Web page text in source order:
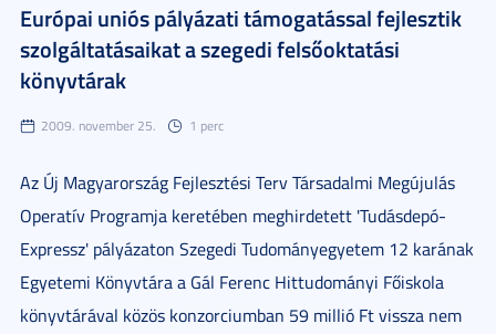
Európai uniós pályázati támogatással fejlesztik
szolgáltatásaikat a szegedi felsőoktatási
könyvtárak
2009. november 25. 1 perc
Az Új Magyarország Fejlesztési Terv Társadalmi Megújulás
Operatív Programja keretében meghirdetett 'Tudásdepó-
Expressz' pályázaton Szegedi Tudományegyetem 12 karának
Egyetemi Könyvtára a Gál Ferenc Hittudományi Főiskola
könyvtárával közös konzorciumban 59 millió Ft vissza nem